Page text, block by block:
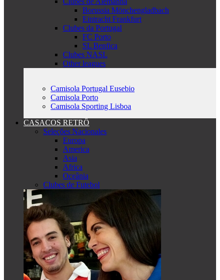
Borussia Mönchengladbach
Eintracht Frankfurt
Clubes da Portugal
FC Porto
SL Benfica
Clubes NASL
Other leagues
Camisola Portugal Eusebio
Camisola Porto
Camisola Sporting Lisboa
CASACOS RETRÔ
Seleções Nacionales
Europa
America
Asia
Africa
Oceânia
Clubes de Futebol